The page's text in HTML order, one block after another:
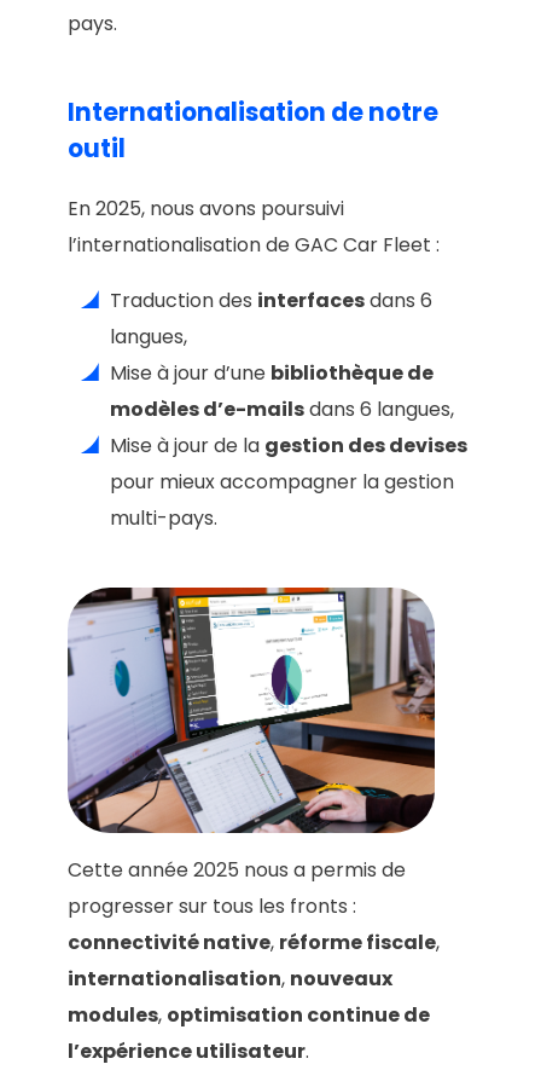
pays.
Internationalisation de notre
outil
En 2025, nous avons poursuivi
l’internationalisation de GAC Car Fleet :
Traduction des interfacesdans 6
langues,
Mise à jour d’une bibliothèque de
modèles d’e-mailsdans 6 langues,
Mise à jour de la gestion des devises
pour mieux accompagner la gestion
multi-pays.
Cette année 2025 nous a permis de
progresser sur tous les fronts :
connectivité native, réforme fiscale,
internationalisation, nouveaux
modules, optimisation continue de
l’expérience utilisateur.